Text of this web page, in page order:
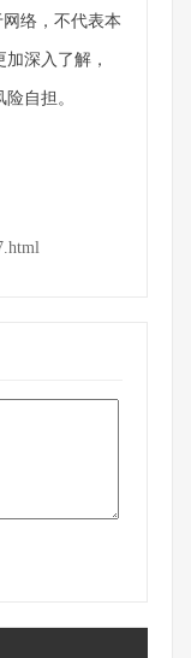
络，不代表本
深入了解，
自担。